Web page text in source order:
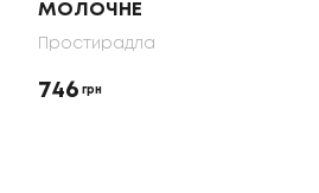
МОЛОЧНЕ
Простирадла
746 грн